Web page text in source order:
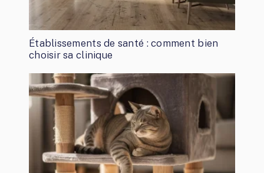
Établissements de santé : comment bien
choisir sa clinique